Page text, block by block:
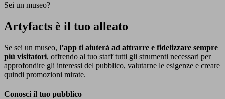
Sei un museo?
Artyfacts è il tuo alleato
Se sei un museo, l’app ti aiuterà ad attrarre e fidelizzare sempre
più visitatori, offrendo al tuo staff tutti gli strumenti necessari per
approfondire gli interessi del pubblico, valutarne le esigenze e creare
quindi promozioni mirate.
Conosci il tuo pubblico